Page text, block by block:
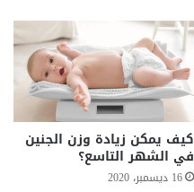
كيف يمكن زيادة وزن الجنين
في الشهر التاسع؟
16 ديسمبر، 2020